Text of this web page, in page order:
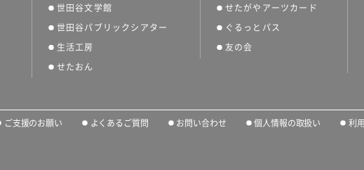
世田谷文学館
世田谷パブリックシアター
生活工房
せたおん
せたがやアーツカード
ぐるっとパス
友の会
ご支援のお願い よくあるご質問 お問い合わせ 個人情報の取扱い 利